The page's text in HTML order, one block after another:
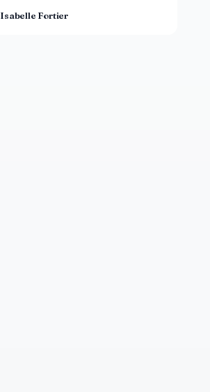
Isabelle Fortier